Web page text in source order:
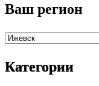
Ваш регион
Категории